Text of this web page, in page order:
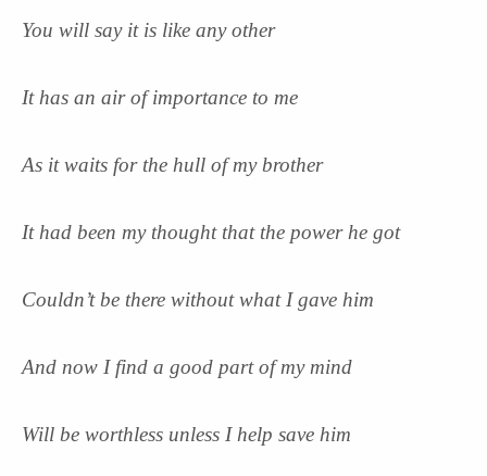
You will say it is like any other
It has an air of importance to me
As it waits for the hull of my brother
It had been my thought that the power he got
Couldn’t be there without what I gave him
And now I find a good part of my mind
Will be worthless unless I help save him